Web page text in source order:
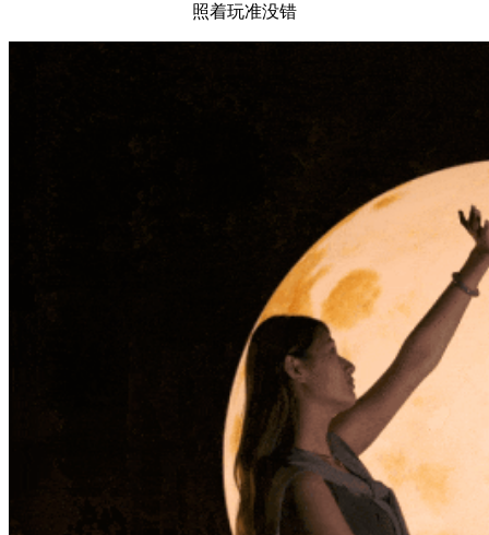
照着玩准没错